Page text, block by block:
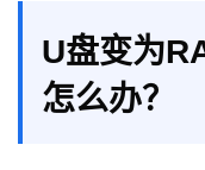
U盘变为
怎么办？